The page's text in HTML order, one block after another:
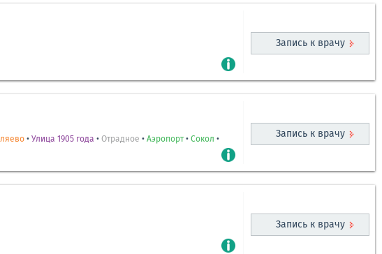
Запись к врачу
• Улица 1905 года • Отрадное • Аэропорт• Сокол •
Запись к врачу
Запись к врачу